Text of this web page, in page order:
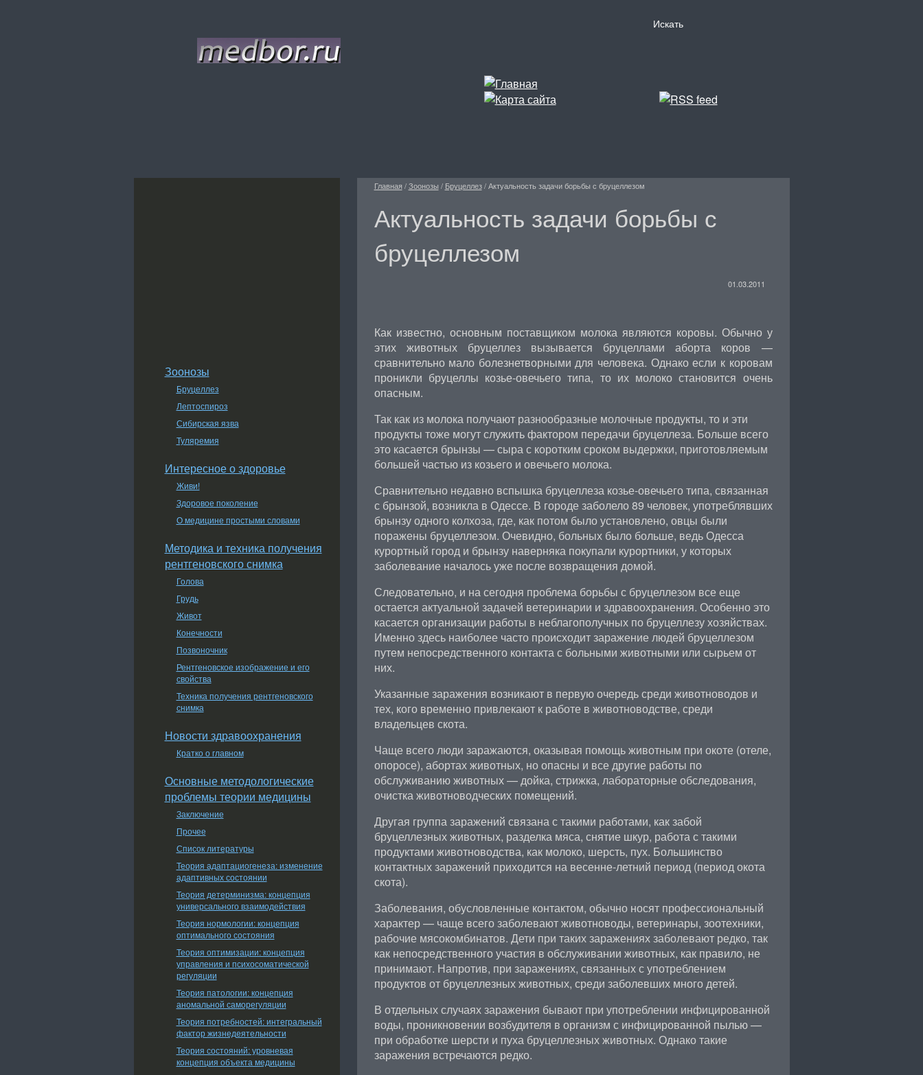
Главная /Зоонозы / Бруцеллез/Актуальность задачи борьбы с бруцеллезом
Актуальность задачи борьбы с
бруцеллезом
01.03.2011
Как известно, основным поставщиком молока являются коровы. Обычно у
этих животных бруцеллез вызывается бруцеллами аборта коров —
сравнительно мало болезнетворными для человека. Однако если к коровам
проникли бруцеллы козье-овечьего типа, то их молоко становится очень
опасным.
Так как из молока получают разнообразные молочные продукты, то и эти
продукты тоже могут служить фактором передачи бруцеллеза. Больше всего
это касается брынзы — сыра с коротким сроком выдержки, приготовляемым
большей частью из козьего и овечьего молока.
Сравнительно недавно вспышка бруцеллеза козье-овечьего типа, связанная
с брынзой, возникла в Одессе. В городе заболело 89 человек, употреблявших
брынзу одного колхоза, где, как потом было установлено, овцы были
поражены бруцеллезом. Очевидно, больных было больше, ведь Одесса
курортный город и брынзу наверняка покупали курортники, у которых
заболевание началось уже после возвращения домой.
Следовательно, и на сегодня проблема борьбы с бруцеллезом все еще
остается актуальной задачей ветеринарии и здравоохранения. Особенно это
касается организации работы в неблагополучных по бруцеллезу хозяйствах.
Именно здесь наиболее часто происходит заражение людей бруцеллезом
путем непосредственного контакта с больными животными или сырьем от
них.
Указанные заражения возникают в первую очередь среди животноводов и
тех, кого временно привлекают к работе в животноводстве, среди
владельцев скота.
Чаще всего люди заражаются, оказывая помощь животным при окоте (отеле,
опоросе), абортах животных, но опасны и все другие работы по
обслуживанию животных — дойка, стрижка, лабораторные обследования,
очистка животноводческих помещений.
Другая группа заражений связана с такими работами, как забой
бруцеллезных животных, разделка мяса, снятие шкур, работа с такими
продуктами животноводства, как молоко, шерсть, пух. Большинство
контактных заражений приходится на весенне-летний период (период окота
скота).
Заболевания, обусловленные контактом, обычно носят профессиональный
характер — чаще всего заболевают животноводы, ветеринары, зоотехники,
рабочие мясокомбинатов. Дети при таких заражениях заболевают редко, так
как непосредственного участия в обслуживании животных, как правило, не
принимают. Напротив, при заражениях, связанных с употреблением
продуктов от бруцеллезных животных, среди заболевших много детей.
В отдельных случаях заражения бывают при употреблении инфицированной
воды, проникновении возбудителя в организм с инфицированной пылью —
при обработке шерсти и пуха бруцеллезных животных. Однако такие
заражения встречаются редко.
Зоонозы
Бруцеллез
Лептоспироз
Сибирская язва
Туляремия
Интересное о здоровье
Живи!
Здоровое поколение
О медицине простыми словами
Методика и техника получения
рентгеновского снимка
Голова
Грудь
Живот
Конечности
Позвоночник
Рентгеновское изображение и его
свойства
Техника получения рентгеновского
снимка
Новости здравоохранения
Кратко о главном
Основные методологические
проблемы теории медицины
Заключение
Прочее
Список литературы
Теория адаптациогенеза: изменение
адаптивных состоянии
Теория детерминизма: концепция
универсального взаимодействия
Теория нормологии: концепция
оптимального состояния
Теория оптимизации: концепция
управления и психосоматической
регуляции
Теория патологии: концепция
аномальной саморегуляции
Теория потребностей: интегральный
фактор жизнедеятельности
Теория состояний: уровневая
концепция объекта медицины